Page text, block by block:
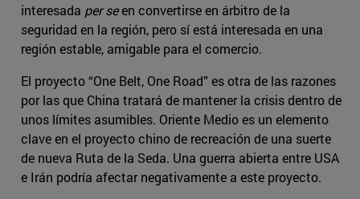
interesada per seen convertirse en árbitro de la
seguridad en la región, pero sí está interesada en una
región estable, amigable para el comercio.
El proyecto “One Belt, One Road” es otra de las razones
por las que China tratará de mantener la crisis dentro de
unos límites asumibles. Oriente Medio es un elemento
clave en el proyecto chino de recreación de una suerte
de nueva Ruta de la Seda. Una guerra abierta entre USA
e Irán podría afectar negativamente a este proyecto.